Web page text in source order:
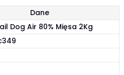
Dane
Dog Air 80% Mięsa 2Kg